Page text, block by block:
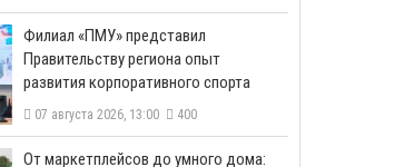
​Филиал «ПМУ» представил
Правительству региона опыт
развития корпоративного спорта
07 августа 2026, 13:00 400
От маркетплейсов до умного дома: